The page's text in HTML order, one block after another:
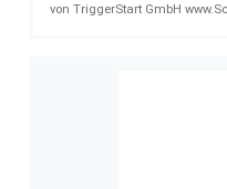
von TriggerStart GmbH